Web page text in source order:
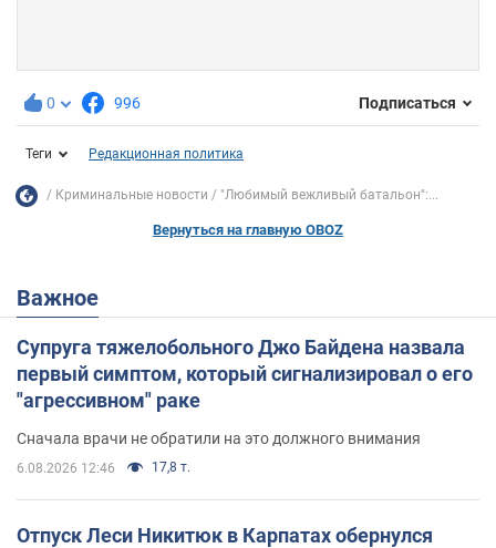
0 996 Подписаться
Теги Редакционная политика
Криминальные новости "Любимый вежливый батальон":...
Вернуться на главную OBOZ
Важное
Супруга тяжелобольного Джо Байдена назвала
первый симптом, который сигнализировал о его
"агрессивном" раке
Сначала врачи не обратили на это должного внимания
6.08.2026 12:46 17,8 т.
Отпуск Леси Никитюк в Карпатах обернулся